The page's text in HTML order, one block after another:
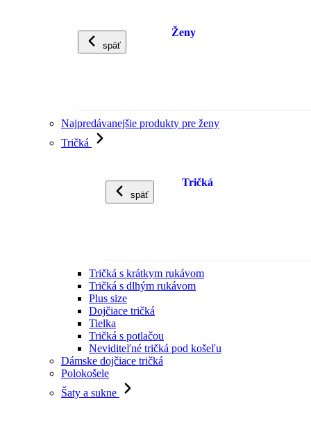
späť
Ženy
Najpredávanejšie produkty pre ženy
Tričká
späť
Tričká
Tričká s krátkym rukávom
Tričká s dlhým rukávom
Plus size
Dojčiace tričká
Tielka
Tričká s potlačou
Neviditeľné tričká pod košeľu
Dámske dojčiace tričká
Polokošele
Šaty a sukne